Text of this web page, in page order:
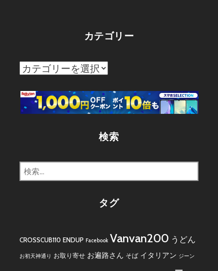
カテゴリー
カ
ゴ
リ
検索
検
索:
タグ
CROSSCUB110 ENDUP Facebook Vanvan200 うどん
お初天神通り お取り寄せ お遍路さん そば イタリアン ジーン